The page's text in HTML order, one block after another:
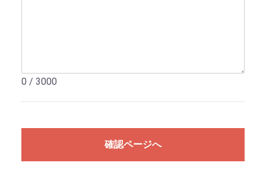
0 / 3000
確認ページへ